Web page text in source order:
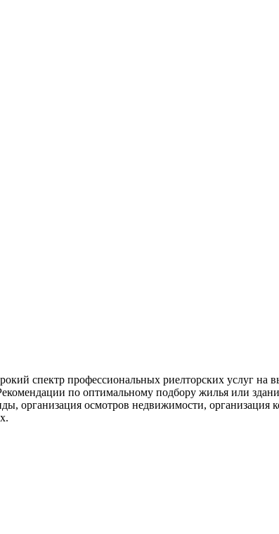
спектр профессиональных риелторских услуг
по оптимальному подбору жилья или
организация осмотров недвижимости, организация